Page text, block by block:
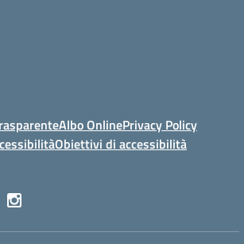
Albo OnlinePrivacy Policy
Obiettivi di accessibilità